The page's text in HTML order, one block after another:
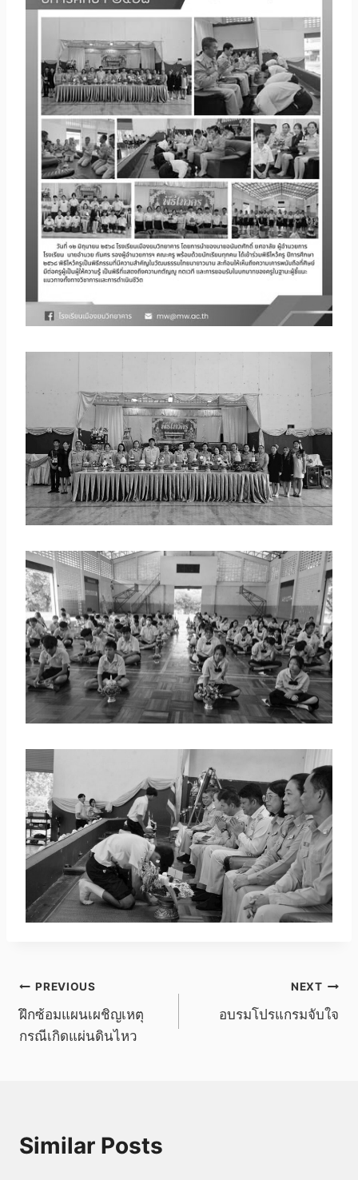
แนะแนว
เรื่อง
PREVIOUS
ฝึกซ้อมแผนเผชิญเหตุ
กรณีเกิดแผ่นดินไหว
NEXT
อบรมโปรแกรมจับใจ
Similar Posts